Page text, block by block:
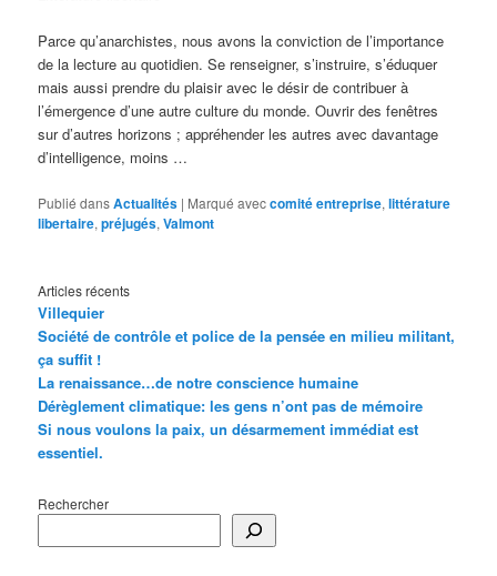
Parce qu’anarchistes, nous avons la conviction de l’importance
de la lecture au quotidien. Se renseigner, s’instruire, s’éduquer
mais aussi prendre du plaisir avec le désir de contribuer à
l’émergence d’une autre culture du monde. Ouvrir des fenêtres
sur d’autres horizons ; appréhender les autres avec davantage
d’intelligence, moins …
Publié dansActualités | Marqué aveccomité entreprise,littérature
libertaire,préjugés,Valmont
Articles récents
Villequier
Société de contrôle et police de la pensée en milieu militant,
ça suffit !
La renaissance…de notre conscience humaine
Dérèglement climatique: les gens n’ont pas de mémoire
Si nous voulons la paix, un désarmement immédiat est
essentiel.
Rechercher